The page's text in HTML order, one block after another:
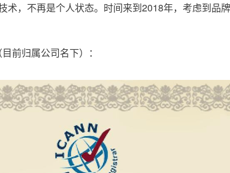
，不再是个人状态。时间来到2018年，考虑到品
前归属公司名下）：